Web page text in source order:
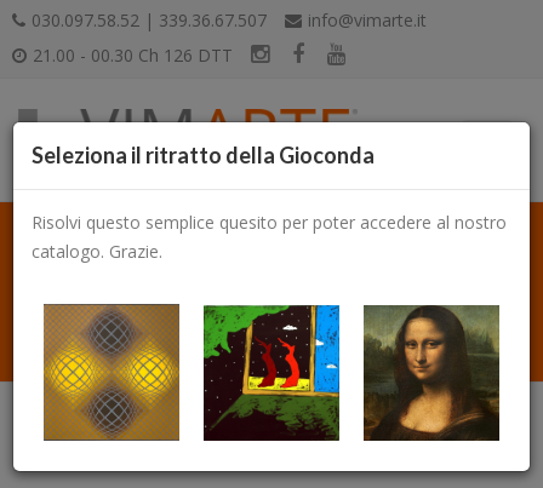
030.097.58.52 | 339.36.67.507
info@vimarte.it
21.00 - 00.30 Ch 126 DTT
Seleziona il ritratto della Gioconda
Risolvi questo semplice quesito per poter accedere al nostro
catalogo. Grazie.